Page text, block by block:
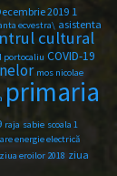
2019 1
ecvestra\ asistenta
cultural
portocaliu COVID-19
mos nicolae
primaria
raja sabie scoala 1
energie electrică
ziua eroilor 2018 ziua